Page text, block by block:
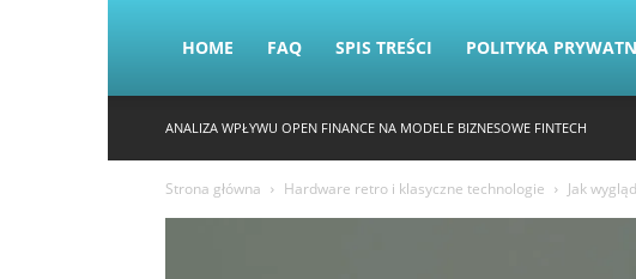
HOME FAQ SPIS TREŚCI POLITYKA
ANALIZA WPŁYWU OPEN FINANCE NA MODELE BIZNESOWE FINTECH
Strona główna Hardware retro i klasyczne technologie Jak